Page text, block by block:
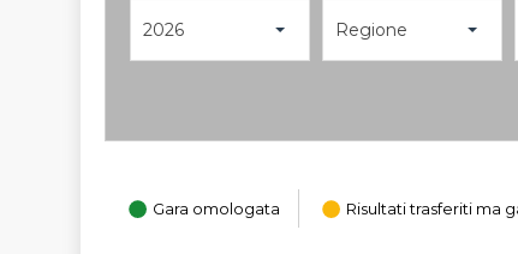
2026 Regione
Gara omologata Risultati trasferiti ma